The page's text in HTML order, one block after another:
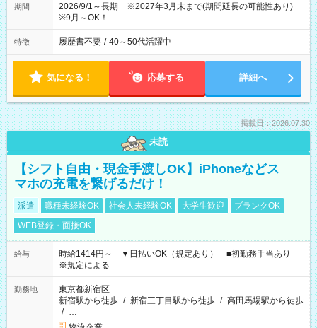
期間
2026/9/1～長期 ※2027年3月末まで(期間延長の可能性あり)
※9月～OK！
特徴 履歴書不要 / 40～50代活躍中
気になる！ 応募する 詳細へ
掲載日：2026.07.30
未読
【シフト自由・現金手渡しOK】iPhoneなどス
マホの充電を繋げるだけ！
派遣 職種未経験OK 社会人未経験OK 大学生歓迎
ブランクOK
WEB登録・面接OK
給与
時給1414円～ ▼日払いOK（規定あり） ■初勤務手当あり
※規定による
勤務地
東京都新宿区
新宿駅から徒歩 / 新宿三丁目駅から徒歩 / 高田馬場駅から徒歩
/ …